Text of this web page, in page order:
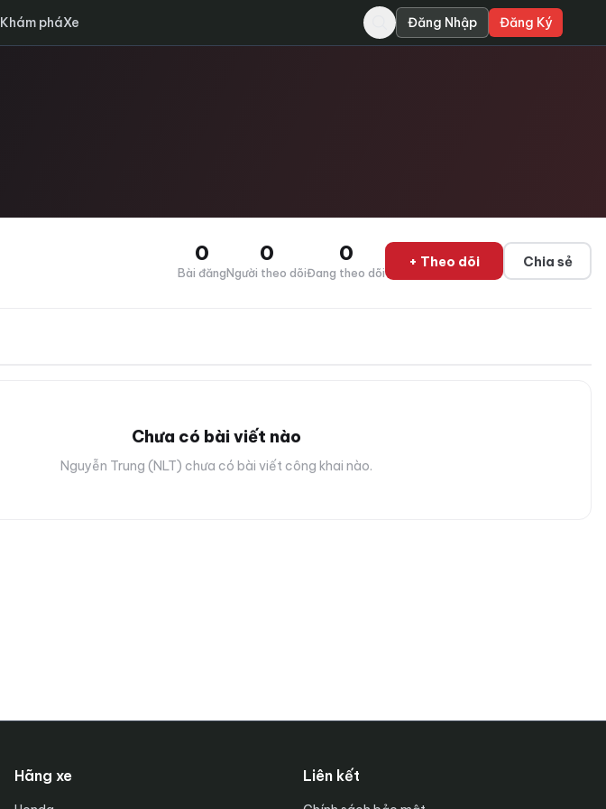
Khám pháXe Đăng Nhập Đăng Ký
0
Bài đăng
0
Người theo dõi
0
Đang theo dõi
+ Theo dõi Chia sẻ
Chưa có bài viết nào
Nguyễn Trung (NLT) chưa có bài viết công khai nào.
Hãng xe Liên kết